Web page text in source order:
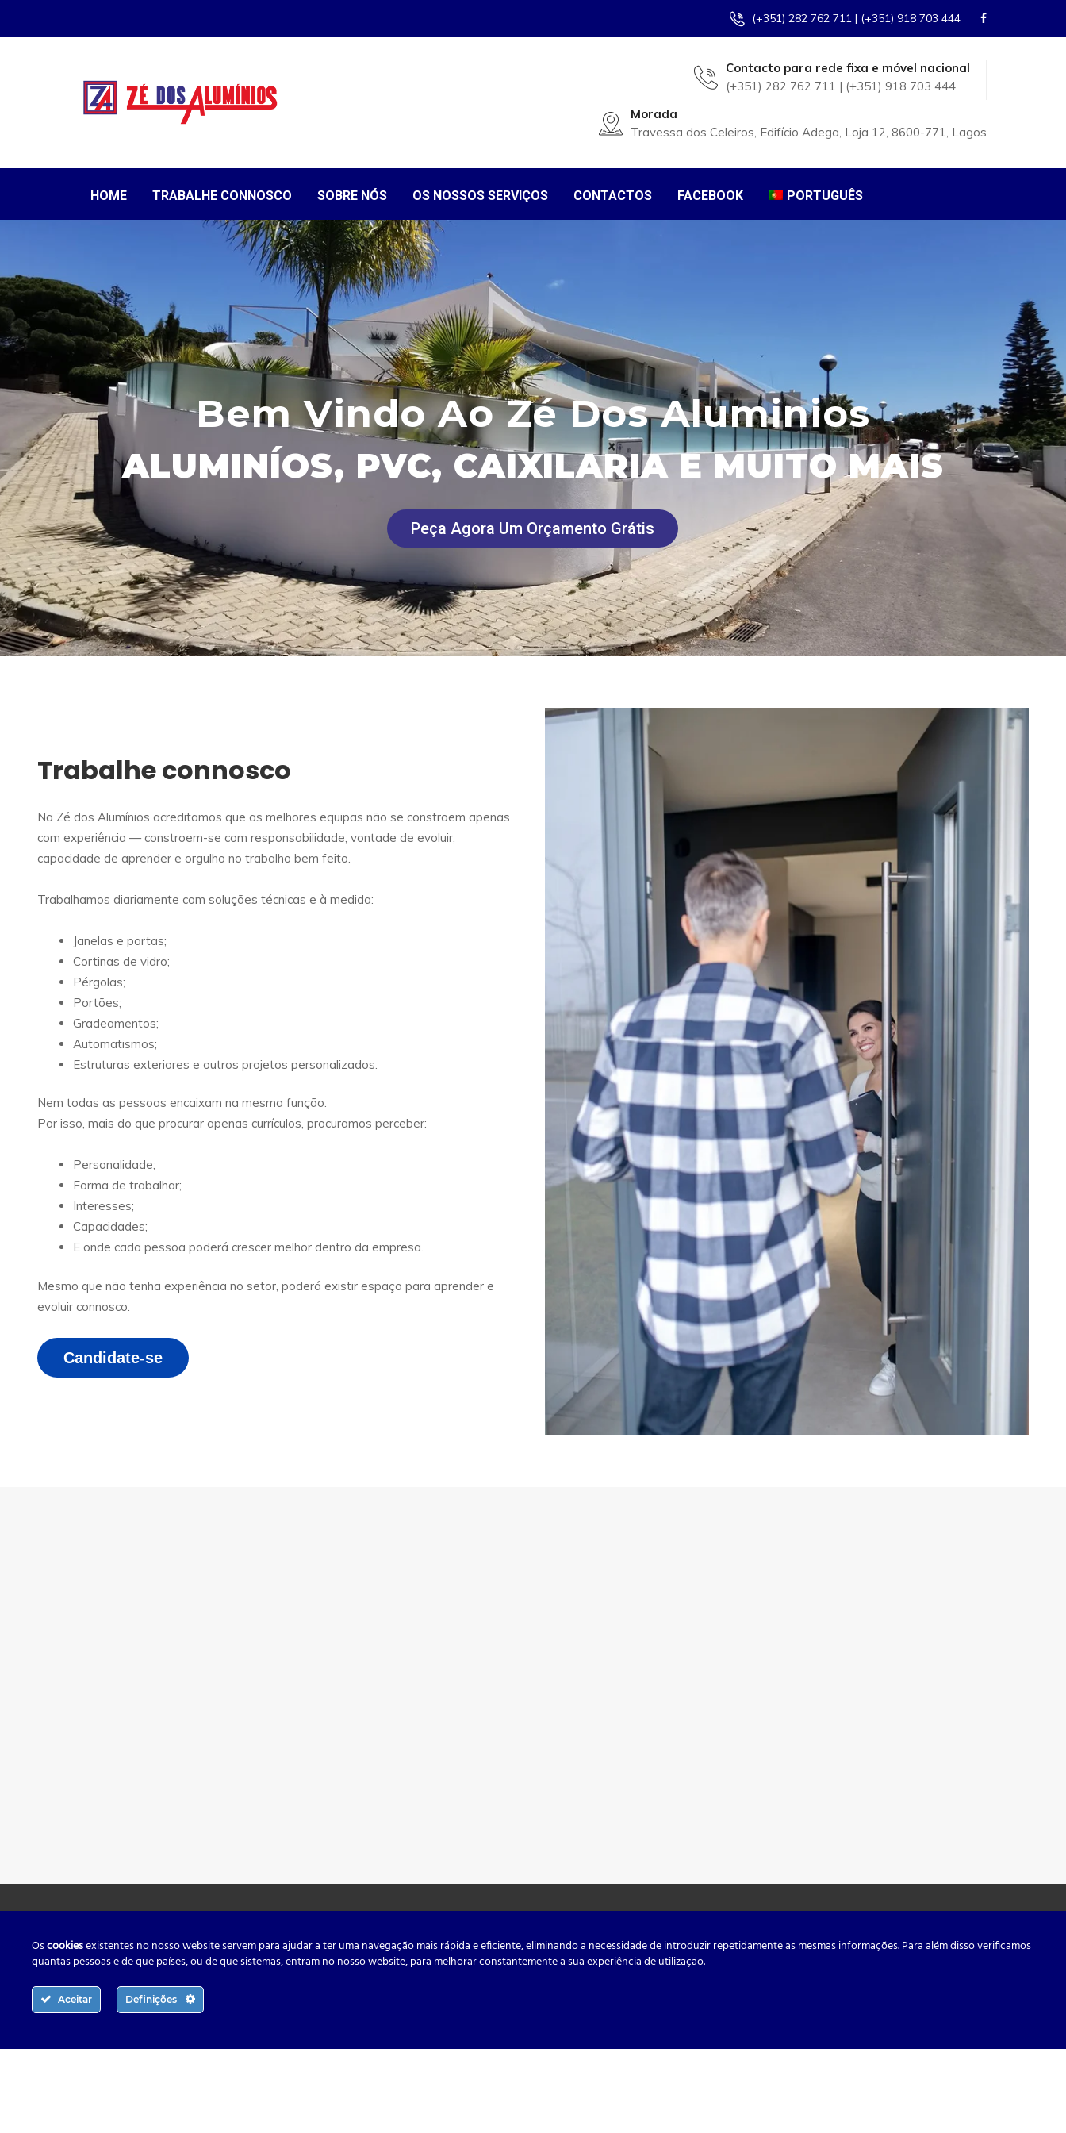
(+351) 282 762 711 | (+351) 918 703 444
Contacto para rede fixa e móvel nacional
(+351) 282 762 711 | (+351) 918 703 444
Morada
Travessa dos Celeiros, Edifício Adega, Loja 12, 8600-771, Lagos
HOME TRABALHE CONNOSCO SOBRE NÓS OS NOSSOS SERVIÇOS CONTACTOS FACEBOOK PORTUGUÊS
ALUMINÍOS, PVC, CAIXILARIA E MUITO MAIS
Bem Vindo Ao Zé Dos Aluminios
Peça Agora Um Orçamento Grátis
Trabalhe connosco
Na Zé dos Alumínios acreditamos que as melhores equipas não se constroem apenas
com experiência — constroem-se com responsabilidade, vontade de evoluir,
capacidade de aprender e orgulho no trabalho bem feito.
Trabalhamos diariamente com soluções técnicas e à medida:
Janelas e portas;
Cortinas de vidro;
Pérgolas;
Portões;
Gradeamentos;
Automatismos;
Estruturas exteriores e outros projetos personalizados.
Nem todas as pessoas encaixam na mesma função.
Por isso, mais do que procurar apenas currículos, procuramos perceber:
Personalidade;
Forma de trabalhar;
Interesses;
Capacidades;
E onde cada pessoa poderá crescer melhor dentro da empresa.
Mesmo que não tenha experiência no setor, poderá existir espaço para aprender e
evoluir connosco.
Candidate-se
(00351) 282 762 711 * – Loja
Menu Horários
Oscookiesexistentes no nosso website servem para ajudar a ter uma navegação mais rápida e eficiente, eliminando a necessidade de introduzir repetidamente as mesmas informações. Para além disso verificamos
quantas pessoas e de que países, ou de que sistemas, entram no nosso website, para melhorar constantemente a sua experiência de utilização.
Aceitar Definições